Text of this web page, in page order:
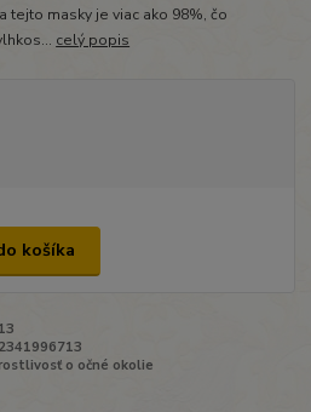
tejto masky je viac ako 98%, čo
celý popis
košíka
o očné okolie